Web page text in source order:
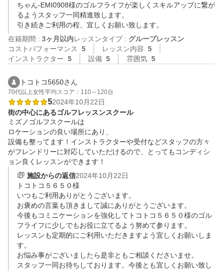
ちゃん-EMI0908様のゴルフライフが楽しくスキルアップに繋が
るようスタッフ一同精進致します。
引き続きご利用の程、宜しくお願い致します。
在籍期間 : 3ヶ月以内レッスンタイプ : グループレッスン
コストパフォーマンス
5 レッスン内容 5
インストラクター 5 設備 5 雰囲気 5
トコトコ5650さん
70代以上女性平均スコア：110～120台
52024年10月22日
街の中心にあるゴルフレッスンスクール
ミズノゴルフスクールは
ロケーションの良い場所にあり、
設備も整ってます！インストラクターや受付などスタッフの方々
がフレンドリーに対応していただけるので、とってもコンディシ
ョン良くレッスンができます！
施設からの返信2024年10月22日
トコトコ５６５０様
いつもご利用ありがとうございます。
お褒めの言葉も頂きまして誠にありがとうございます。
今後もコミニケーションを強化してトコトコ５６５０様のゴル
フライフに少しでもお役に立てるよう努めて参ります。
レッスンも定期的にご利用いただきますよう宜しくお願いしま
す。
お悩み事がございましたら是非ともご相談くださいませ。
スタッフ一同お待ちしております。今後とも宜しくお願い致し